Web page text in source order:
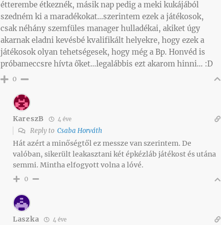
étterembe étkeznék, másik nap pedig a meki kukájából
szedném ki a maradékokat…szerintem ezek a játékosok,
csak néhány szemfüles manager hulladékai, akiket úgy
akarnak eladni kevésbé kvalifikált helyekre, hogy ezek a
játékosok olyan tehetségesek, hogy még a Bp. Honvéd is
próbameccsre hívta őket…legalábbis ezt akarom hinni… :D
0
KareszB 4 éve
Reply to Csaba Horváth
Hát azért a minőségtől ez messze van szerintem. De
valóban, sikerült leakasztani két épkézláb játékost és utána
semmi. Mintha elfogyott volna a lóvé.
0
Laszka 4 éve